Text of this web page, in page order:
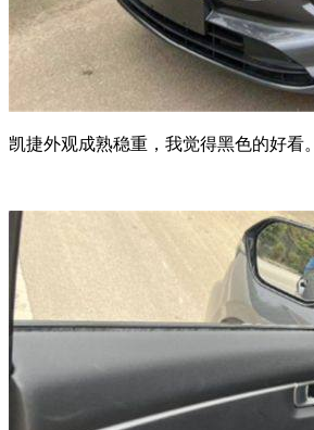
凯捷外观成熟稳重，我觉得黑色的好看。